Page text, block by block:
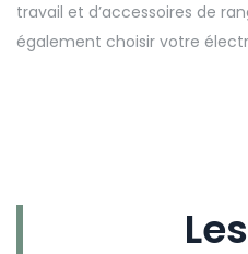
travail et d’accessoires de
également choisir votre